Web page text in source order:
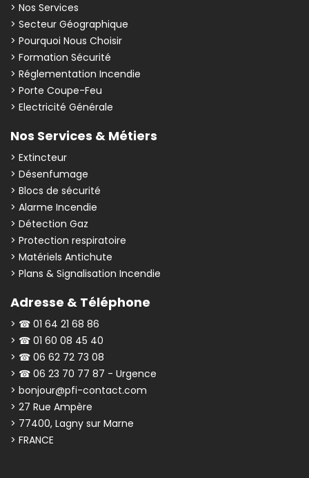
> Nos Services
> Secteur Géographique
> Pourquoi Nous Choisir
> Formation Sécurité
> Réglementation Incendie
> Porte Coupe-Feu
> Electricité Générale
Nos Services & Métiers
> Extincteur
> Désenfumage
> Blocs de sécurité
> Alarme Incendie
> Détection Gaz
> Protection respiratoire
> Matériels Antichute
> Plans & Signalisation Incendie
Adresse & Téléphone
> ☎ 01 64 21 68 86
> ☎ 01 60 08 45 40
> ☎ 06 62 72 73 08
> ☎ 06 23 70 77 87 - Urgence
> bonjour@pfi-contact.com
> 27 Rue Ampère
> 77400, Lagny sur Marne
> FRANCE